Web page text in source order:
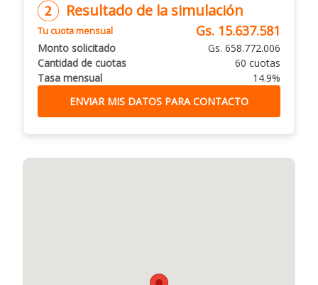
Resultado de la simulación
Tu cuota mensual Gs. 15.637.581
Monto solicitado
Gs. 658.772.006
Cantidad de cuotas
60 cuotas
Tasa mensual
14.9%
ENVIAR MIS DATOS PARA CONTACTO